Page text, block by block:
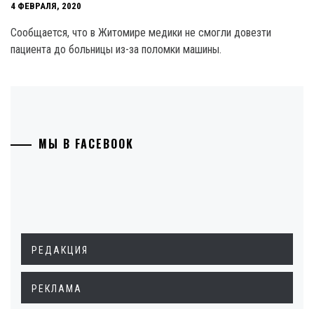
4 ФЕВРАЛЯ, 2020
Сообщается, что в Житомире медики не смогли довезти
пациента до больницы из-за поломки машины.
МЫ В FACEBOOK
РЕДАКЦИЯ
РЕКЛАМА